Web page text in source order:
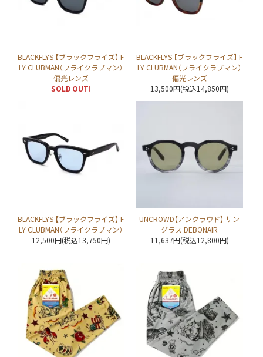
BLACKFLYS 【ブラックフライズ】 F
LY CLUBMAN（フライクラブマン）
偏光レンズ
SOLD OUT!
BLACKFLYS 【ブラックフライズ】 F
LY CLUBMAN（フライクラブマン）
偏光レンズ
13,500円(税込14,850円)
BLACKFLYS 【ブラックフライズ】 F
LY CLUBMAN（フライクラブマン）
12,500円(税込13,750円)
UNCROWD【アンクラウド】 サン
グラス DEBONAIR
11,637円(税込12,800円)